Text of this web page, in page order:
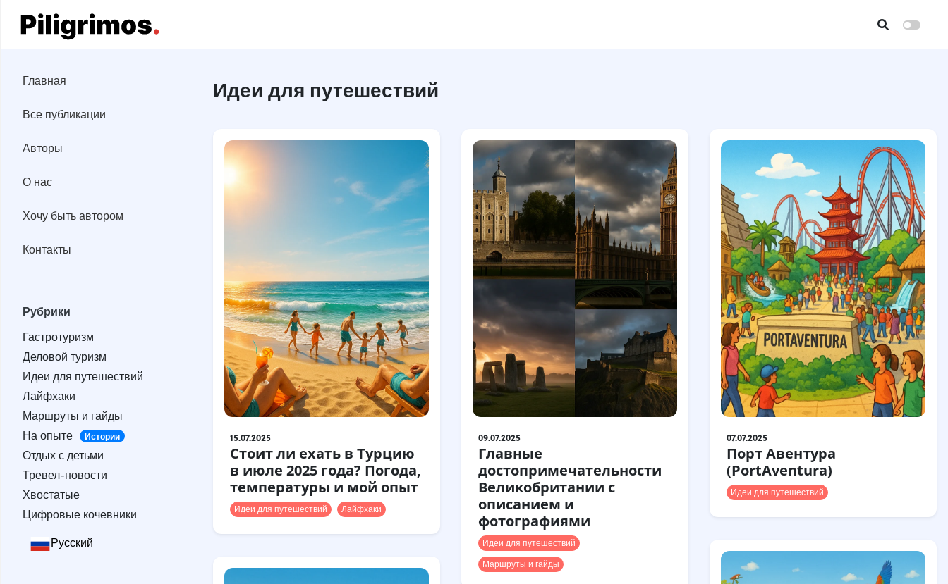
Гастротуризм
Деловой туризм
Идеи для путешествий
Лайфхаки
Маршруты и гайды
На опыте
Истории
Отдых с детьми
Тревел-новости
Хвостатые
Цифровые кочевники
Главная
Все публикации
Авторы
О нас
Хочу быть автором
Контакты
Рубрики
Гастротуризм
Деловой туризм
Идеи для путешествий
Лайфхаки
Маршруты и гайды
На опыте
Истории
Отдых с детьми
Тревел-новости
Хвостатые
Цифровые кочевники
Русский
Идеи для путешествий
15.07.2025
Стоит ли ехать в Турцию
в июле 2025 года? Погода,
температуры и мой опыт
Идеи для путешествий Лайфхаки
09.07.2025
Главные
достопримечательности
Великобритании с
описанием и
фотографиями
Идеи для путешествий
Маршруты и гайды
07.07.2025
Порт Авентура
(PortAventura)
Идеи для путешествий